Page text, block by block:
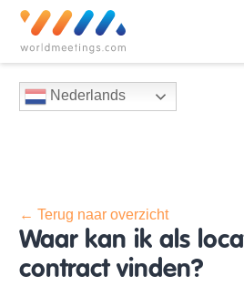
Nederlands
← Terug naar overzicht
Waar kan ik als
contract vinden?